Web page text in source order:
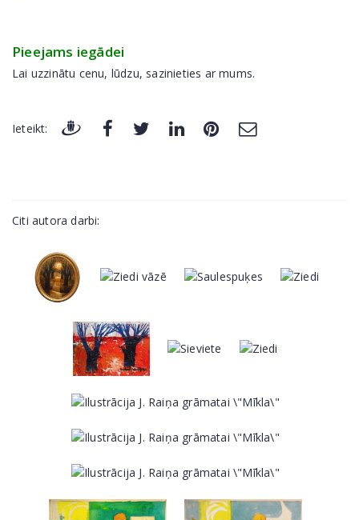
Pieejams iegādei
Lai uzzinātu cenu, lūdzu, sazinieties ar mums.
Ieteikt:
Citi autora darbi: